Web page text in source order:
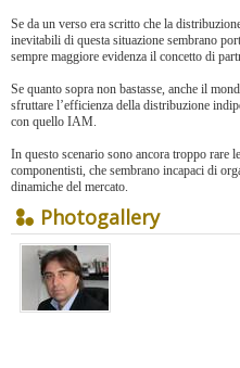
Se da un verso era scritto che la
inevitabili di questa situazione sembrano
sempre maggiore evidenza il concetto di
Se quanto sopra non bastasse, anche il
sfruttare l’efficienza della distribuzione
con quello IAM.
In questo scenario sono ancora troppo rare
componentisti, che sembrano incapaci di
dinamiche del mercato.
Photogallery